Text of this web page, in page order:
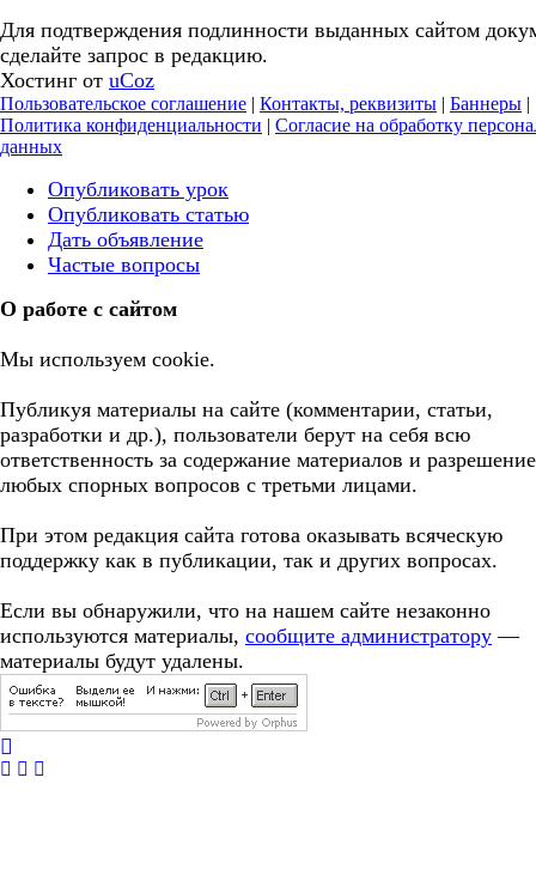
Для подтверждения подлинности выданных сайтом
сделайте запрос в редакцию.
Хостинг от uCoz
Пользовательское соглашение | Контакты, реквизиты | Баннеры |
Политика конфиденциальности | Согласие на обработку
данных
Опубликовать урок
Опубликовать статью
Дать объявление
Частые вопросы
О работе с сайтом
Мы используем cookie.
Публикуя материалы на сайте (комментарии, статьи,
разработки и др.), пользователи берут на себя всю
ответственность за содержание материалов и разрешение
любых спорных вопросов с третьми лицами.
При этом редакция сайта готова оказывать всяческую
поддержку как в публикации, так и других вопросах.
Если вы обнаружили, что на нашем сайте незаконно
используются материалы, сообщите администратору —
материалы будут удалены.